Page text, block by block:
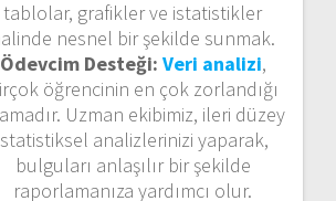
tablolar, grafikler ve istatistikler
nesnel bir şekilde sunmak.
Ödevcim Desteği: Veri analizi,
öğrencinin en çok zorlandığı
Uzman ekibimiz, ileri düzey
analizlerinizi yaparak,
bulguları anlaşılır bir şekilde
raporlamanıza yardımcı olur.